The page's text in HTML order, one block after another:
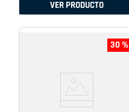
VER PRODUCTO
30 %